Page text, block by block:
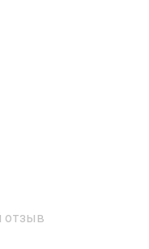
отзыв